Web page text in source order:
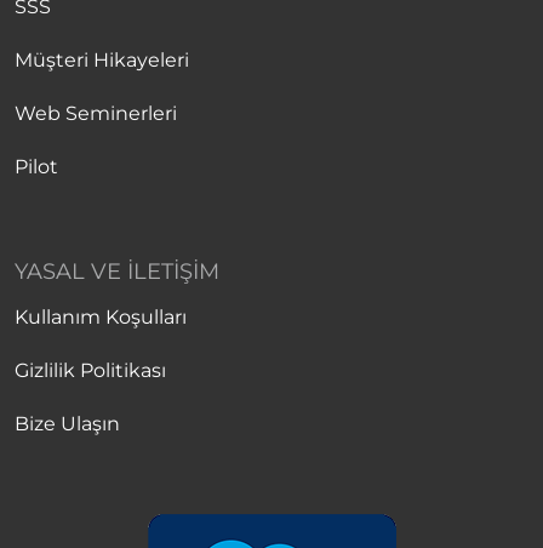
SSS
Müşteri Hikayeleri
Web Seminerleri
Pilot
YASAL VE İLETIŞIM
Kullanım Koşulları
Gizlilik Politikası
Bize Ulaşın